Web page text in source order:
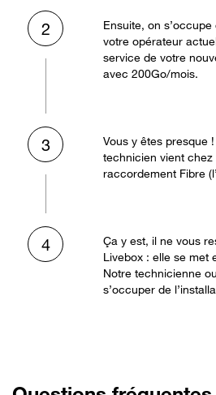
2
Ensuite, on
votre opérateur
service de votre
avec 200Go/mois.
3
Vous y êtes presque
technicien vient
raccordement Fibre
4
Ça y est, il ne vous
Livebox : elle se met
Notre technicienne
s’occuper de